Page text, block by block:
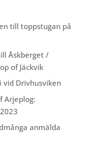
till toppstugan på
Åskberget /
of Jäckvik
vid Drivhusviken
Arjeplog:
anmälda